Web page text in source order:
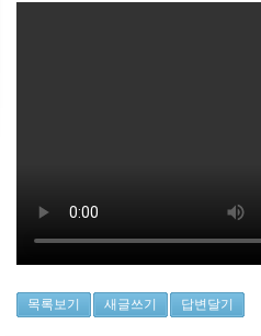
목록보기 새글쓰기 답변달기